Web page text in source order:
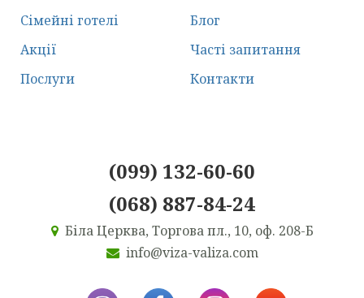
Сімейні готелі
Акції
Послуги
Блог
Часті запитання
Контакти
(099) 132-60-60
(068) 887-84-24
Біла Церква, Торгова пл., 10, оф. 208-Б
info@viza-valiza.com